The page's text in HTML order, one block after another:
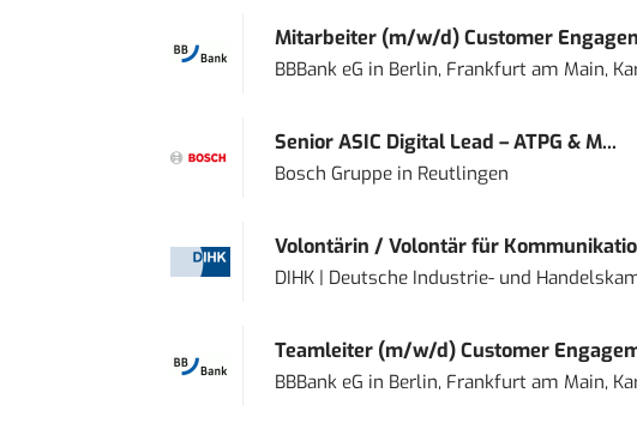
Mitarbeiter (m/w/d) Customer
BBBank eG in Berlin, Frankfurt am Main,
Senior ASIC Digital Lead – ATPG & M...
Bosch Gruppein Reutlingen
Volontärin / Volontär für
DIHK | Deutsche Industrie- und
Teamleiter (m/w/d) Customer
BBBank eG in Berlin, Frankfurt am Main,